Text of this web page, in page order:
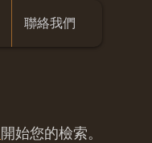
聯絡我們
開始您的檢索。